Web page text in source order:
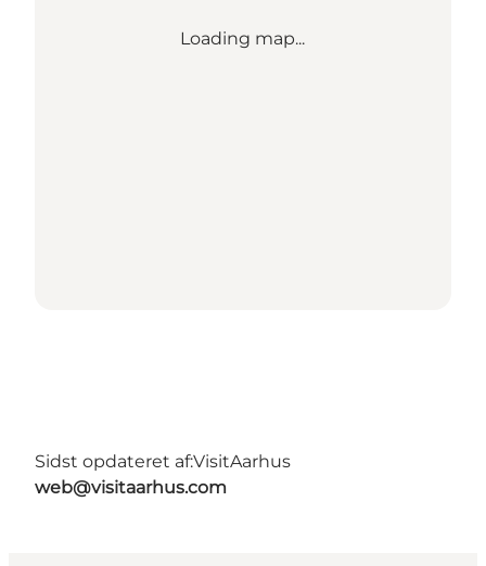
Loading map...
Sidst opdateret af:VisitAarhus
web@visitaarhus.com